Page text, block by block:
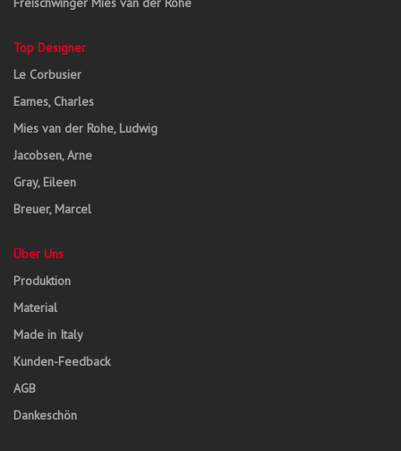
Top Designer
Le Corbusier
Eames, Charles
Mies van der Rohe, Ludwig
Jacobsen, Arne
Gray, Eileen
Breuer, Marcel
Über Uns
Produktion
Material
Made in Italy
Kunden-Feedback
AGB
Dankeschön